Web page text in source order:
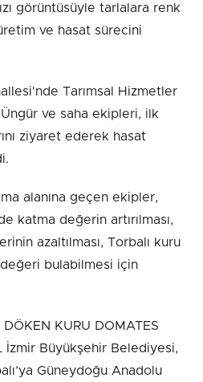
görüntüsüyle tarlalara renk
ve hasat sürecini
Tarımsal Hizmetler
ve saha ekipleri, ilk
ziyaret ederek hasat
alanına geçen ekipler,
katma değerin artırılması,
azaltılması, Torbalı kuru
bulabilmesi için
KURU DOMATES
İzmir Büyükşehir Belediyesi,
Güneydoğu Anadolu